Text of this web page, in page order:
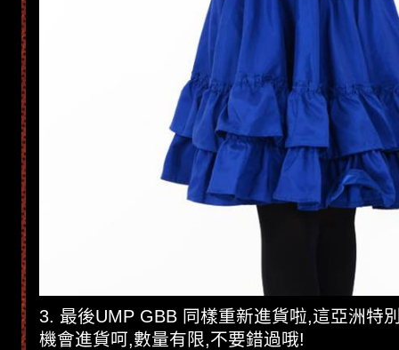
3. 最後UMP GBB 同樣重新進貨啦,這亞洲特
機會進貨呵,數量有限,不要錯過哦!